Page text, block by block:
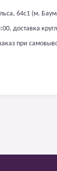
64с1 (м.
доставка
при